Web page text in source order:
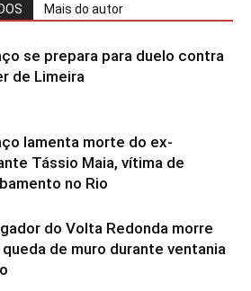
Mais do autor
se prepara para duelo contra
de Limeira
lamenta morte do ex-
Tássio Maia, vítima de
no Rio
do Volta Redonda morre
de muro durante ventania